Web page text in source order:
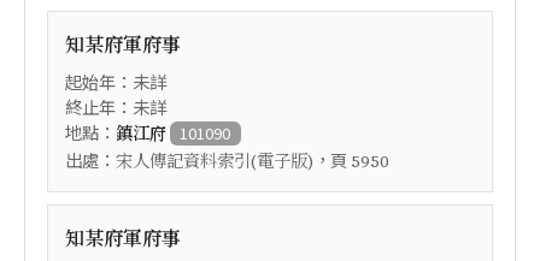
知某府軍府事
起始年：未詳
終止年：未詳
地點： 鎮江府 101090
出處： 宋人傳記資料索引(電子版) ，頁 5950
知某府軍府事